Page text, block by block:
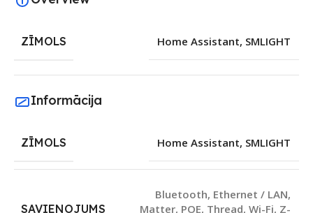
ZĪMOLS Home Assistant, SMLIGHT
Informācija
ZĪMOLS Home Assistant, SMLIGHT
SAVIENOJUMS
Bluetooth, Ethernet / LAN,
Matter, POE, Thread, Wi-Fi, Z-